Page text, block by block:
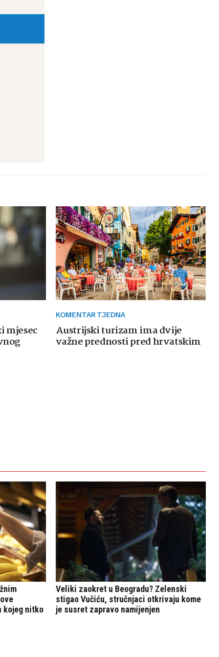
mjesec
KOMENTAR TJEDNA
Austrijski turizam ima dvije
važne prednosti pred hrvatskim